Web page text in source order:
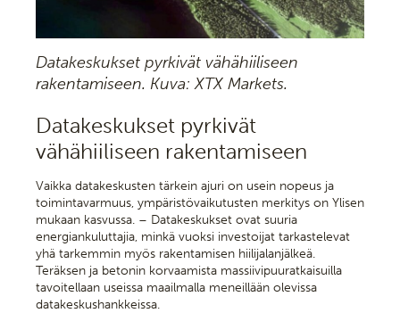
Datakeskukset pyrkivät vähähiiliseen
rakentamiseen. Kuva: XTX Markets.
Datakeskukset pyrkivät
vähähiiliseen rakentamiseen
Vaikka datakeskusten tärkein ajuri on usein nopeus ja
toimintavarmuus, ympäristövaikutusten merkitys on Ylisen
mukaan kasvussa. – Datakeskukset ovat suuria
energiankuluttajia, minkä vuoksi investoijat tarkastelevat
yhä tarkemmin myös rakentamisen hiilijalanjälkeä.
Teräksen ja betonin korvaamista massiivipuuratkaisuilla
tavoitellaan useissa maailmalla meneillään olevissa
datakeskushankkeissa.